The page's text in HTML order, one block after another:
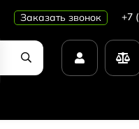
Заказать звонок +7